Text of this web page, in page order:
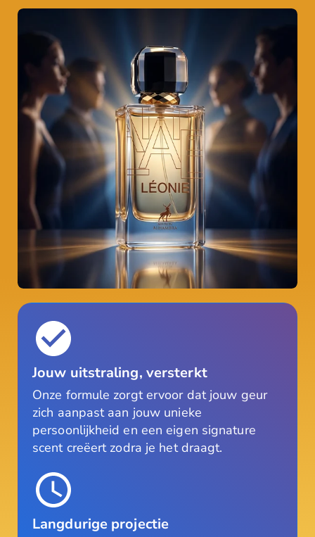
Jouw uitstraling, versterkt
Onze formule zorgt ervoor dat jouw geur
zich aanpast aan jouw unieke
persoonlijkheid en een eigen signature
scent creëert zodra je het draagt.
Langdurige projectie